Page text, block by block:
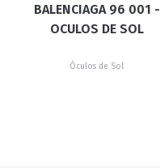
BALENCIAGA 96 001 -
OCULOS DE SOL
Óculos de Sol